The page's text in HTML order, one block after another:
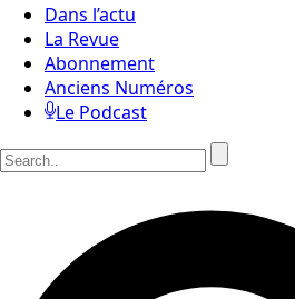
Dans l’actu
La Revue
Abonnement
Anciens Numéros
Le Podcast